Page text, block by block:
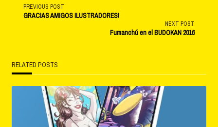
<span
screen-
reader-
text">Page</span>
PREVIOUS POST
GRACIAS AMIGOS ILUSTRADORES!
NEXT POST
Fumanchú en el BUDOKAN 2016
RELATED POSTS